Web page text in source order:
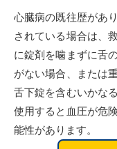
心臓病の既往歴があ
されている場合は、
に錠剤を噛まずに舌
がない場合、または
舌下錠を含むいかな
使用すると血圧が危
能性があります。